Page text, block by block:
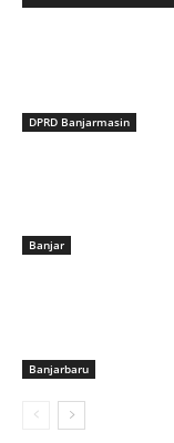
DPRD Banjarmasin
Banjar
Banjarbaru